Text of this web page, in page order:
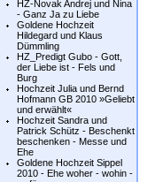
HZ-Novak Andrej und Nina
- Ganz Ja zu Liebe
Goldene Hochzeit
Hildegard und Klaus
Dümmling
HZ_Predigt Gubo - Gott,
der Liebe ist - Fels und
Burg
Hochzeit Julia und Bernd
Hofmann GB 2010 »Geliebt
und erwählt«
Hochzeit Sandra und
Patrick Schütz - Beschenkt
beschenken - Messe und
Ehe
Goldene Hochzeit Sippel
2010 - Ehe woher - wohin -